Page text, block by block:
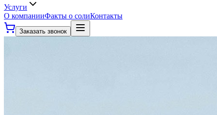
Услуги
О компанииФакты о солиКонтакты
Заказать звонок